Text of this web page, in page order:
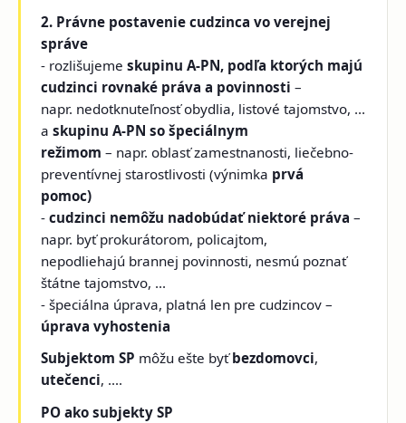
2. Právne postavenie cudzinca vo verejnej
správe
- rozlišujemeskupinu A-PN, podľa ktorých majú
cudzinci rovnaké práva a povinnosti –
napr. nedotknuteľnosť obydlia, listové tajomstvo, ...
askupinu A-PN so špeciálnym
režimom – napr. oblasť zamestnanosti, liečebno-
preventívnej starostlivosti (výnimka prvá
pomoc)
-cudzinci nemôžu nadobúdať niektoré práva –
napr. byť prokurátorom, policajtom,
nepodliehajú brannej povinnosti, nesmú poznať
štátne tajomstvo, ...
- špeciálna úprava, platná len pre cudzincov –
úprava vyhostenia
Subjektom SP môžu ešte byťbezdomovci,
utečenci, ....
PO ako subjekty SP